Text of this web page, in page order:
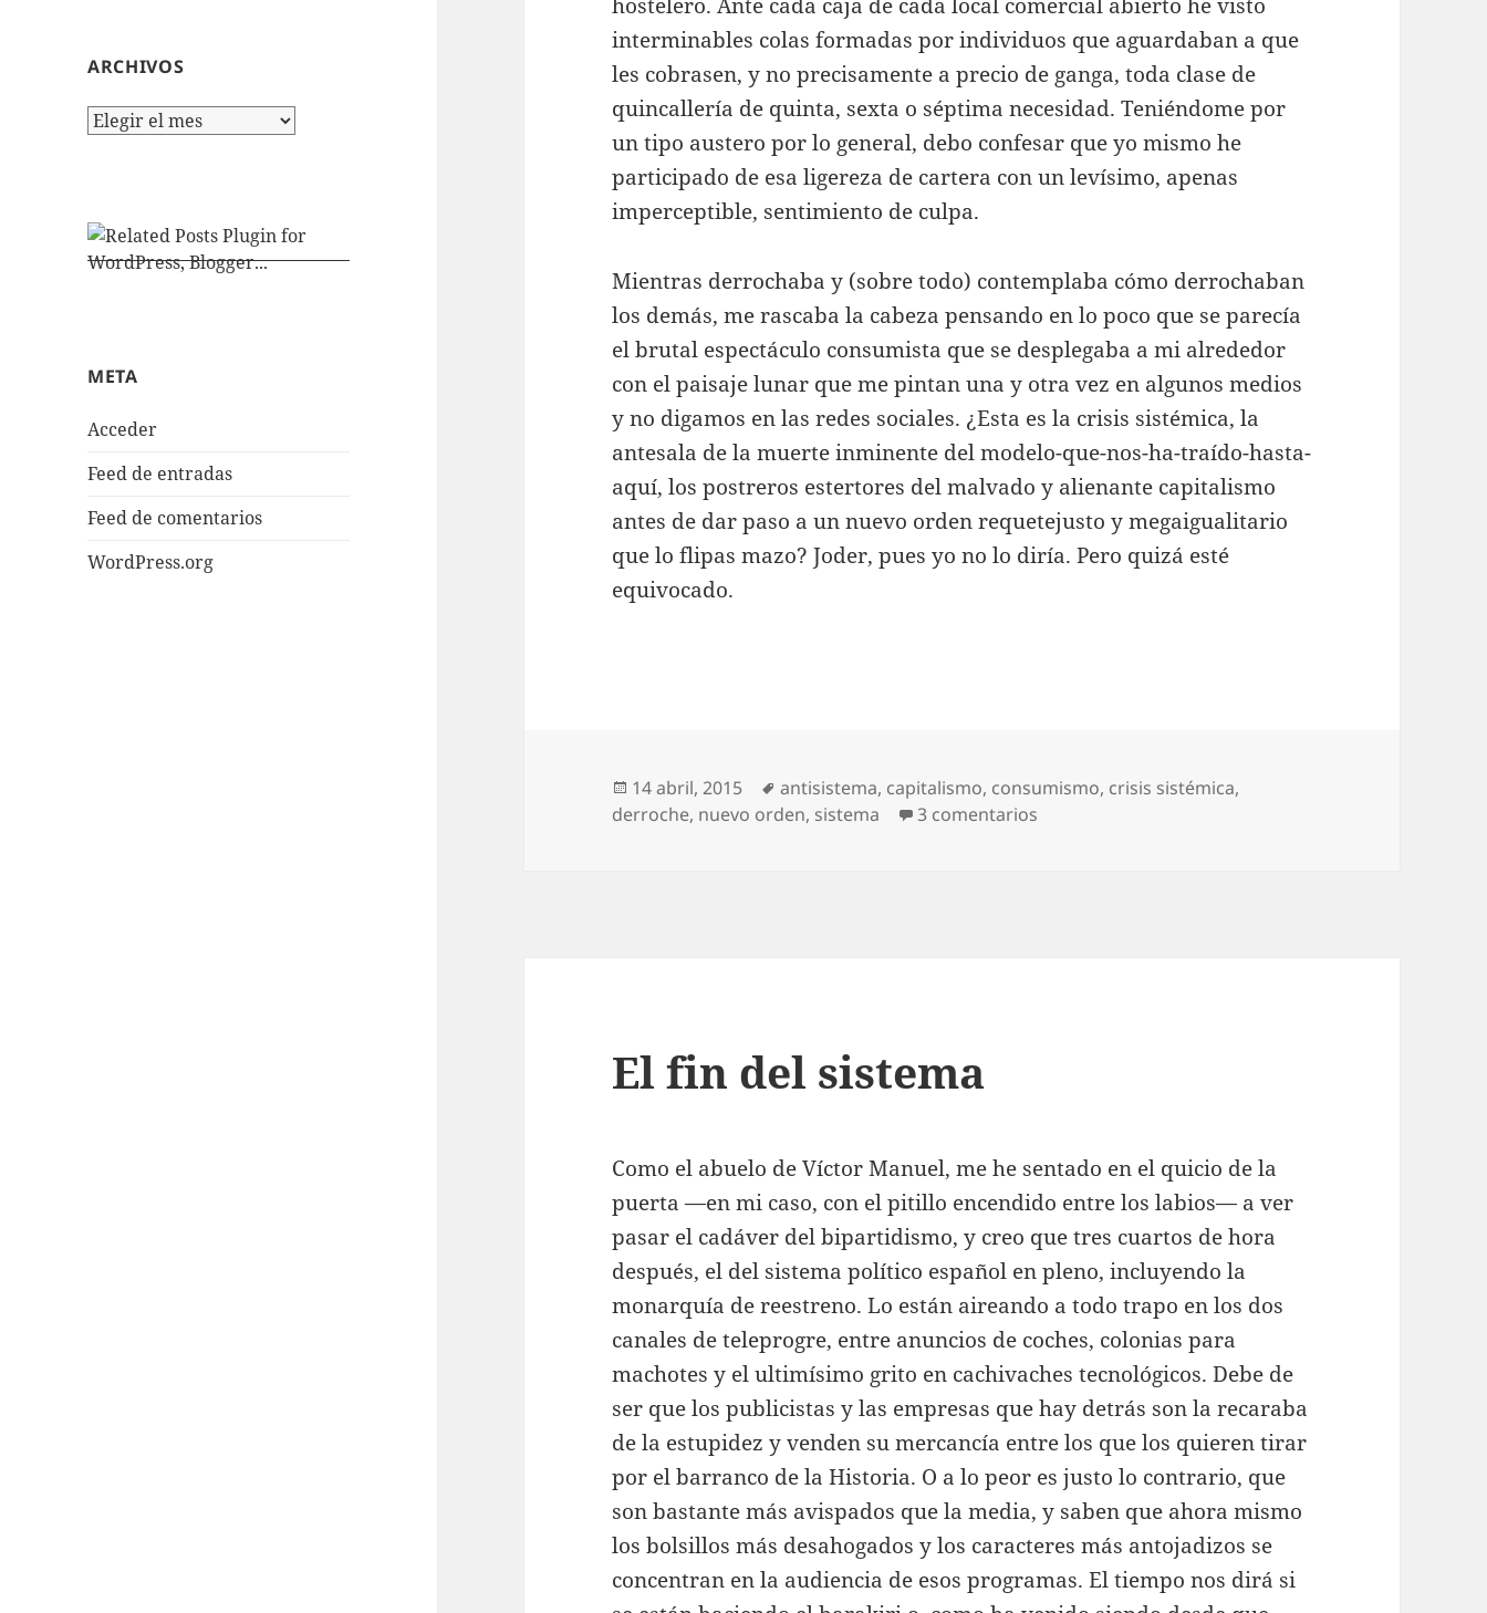
ARCHIVOS
Archivos
META
Acceder
Feed de entradas
Feed de comentarios
WordPress.org
hostelero. Ante cada caja de cada local comercial abierto he visto
interminables colas formadas por individuos que aguardaban a que
les cobrasen, y no precisamente a precio de ganga, toda clase de
quincallería de quinta, sexta o séptima necesidad. Teniéndome por
un tipo austero por lo general, debo confesar que yo mismo he
participado de esa ligereza de cartera con un levísimo, apenas
imperceptible, sentimiento de culpa.
Mientras derrochaba y (sobre todo) contemplaba cómo derrochaban
los demás, me rascaba la cabeza pensando en lo poco que se parecía
el brutal espectáculo consumista que se desplegaba a mi alrededor
con el paisaje lunar que me pintan una y otra vez en algunos medios
y no digamos en las redes sociales. ¿Esta es la crisis sistémica, la
antesala de la muerte inminente del modelo-que-nos-ha-traído-hasta-
aquí, los postreros estertores del malvado y alienante capitalismo
antes de dar paso a un nuevo orden requetejusto y megaigualitario
que lo flipas mazo? Joder, pues yo no lo diría. Pero quizá esté
equivocado.
Publicado
el
14 abril, 2015 Etiquetas
antisistema, capitalismo, consumismo, crisis sistémica,
derroche, nuevo orden, sistema 3 comentarios
El fin del sistema
Como el abuelo de Víctor Manuel, me he sentado en el quicio de la
puerta —en mi caso, con el pitillo encendido entre los labios— a ver
pasar el cadáver del bipartidismo, y creo que tres cuartos de hora
después, el del sistema político español en pleno, incluyendo la
monarquía de reestreno. Lo están aireando a todo trapo en los dos
canales de teleprogre, entre anuncios de coches, colonias para
machotes y el ultimísimo grito en cachivaches tecnológicos. Debe de
ser que los publicistas y las empresas que hay detrás son la recaraba
de la estupidez y venden su mercancía entre los que los quieren tirar
por el barranco de la Historia. O a lo peor es justo lo contrario, que
son bastante más avispados que la media, y saben que ahora mismo
los bolsillos más desahogados y los caracteres más antojadizos se
concentran en la audiencia de esos programas. El tiempo nos dirá si